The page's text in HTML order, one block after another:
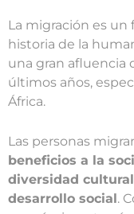
La migración es
historia de la
una gran afluencia
últimos años,
África.
Las personas
beneficios a la
diversidad cultural
desarrollo social .